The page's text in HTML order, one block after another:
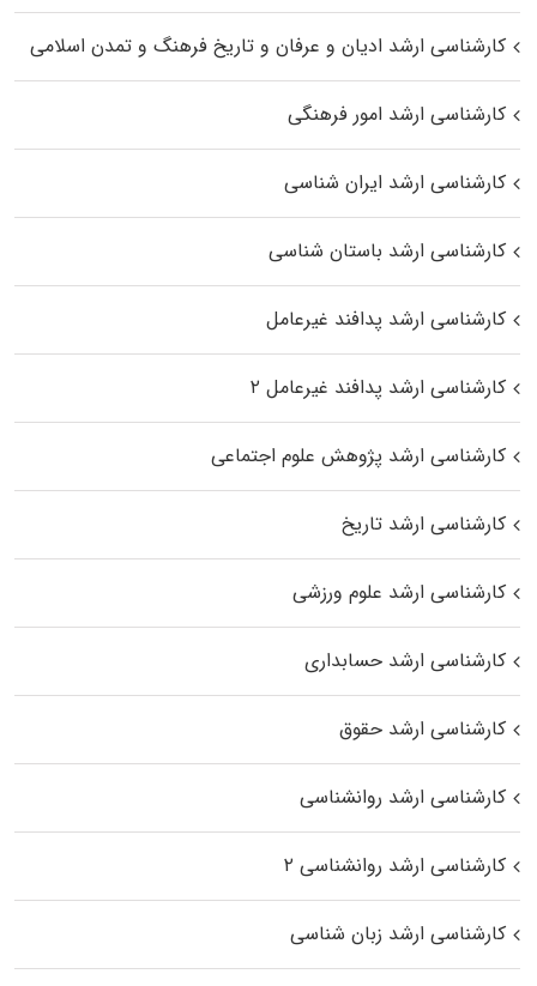
کارشناسی ارشد ادیان و عرفان و تاریخ فرهنگ و تمدن اسلامی
کارشناسی ارشد امور فرهنگی
کارشناسی ارشد ایران شناسی
کارشناسی ارشد باستان شناسی
کارشناسی ارشد پدافند غیرعامل
کارشناسی ارشد پدافند غیرعامل ۲
کارشناسی ارشد پژوهش علوم اجتماعی
کارشناسی ارشد تاریخ
کارشناسی ارشد علوم ورزشی
کارشناسی ارشد حسابداری
کارشناسی ارشد حقوق
کارشناسی ارشد روانشناسی
کارشناسی ارشد روانشناسی ۲
کارشناسی ارشد زبان شناسی